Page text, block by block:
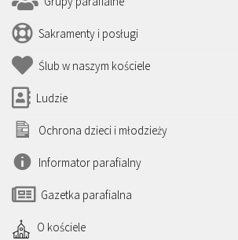
Sakramenty i posługi
Ślub w naszym kościele
Ludzie
Ochrona dzieci i młodzieży
Informator parafialny
Gazetka parafialna
O kościele